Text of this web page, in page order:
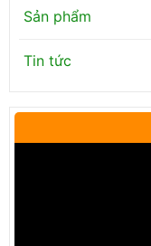
Sản phẩm
Tin tức